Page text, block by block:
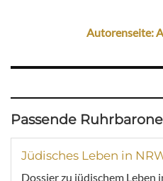
Autorenseite:
Passende
Jüdisches Leben in
Dossier zu jüdischem Leben